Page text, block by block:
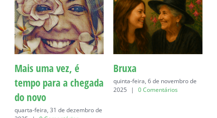
Mais uma vez, é
tempo para a chegada
do novo
quarta-feira, 31 de dezembro de
Bruxa
quinta-feira, 6 de novembro de
2025
| 0 Comentários